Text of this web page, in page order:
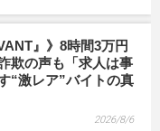
』》8時間3万円
欺の声も「求人は事
“激レア”バイトの真
2026/8/6